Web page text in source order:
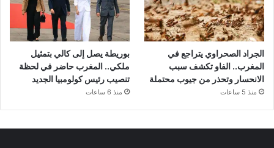
الجراد الصحراوي يتراجع في
المغرب.. الفاو تكشف سبب
الانحسار وتحذر من جيوب محتملة
منذ 5 ساعات
بوريطة يصل إلى كالي بتمثيل
ملكي.. المغرب حاضر في لحظة
تنصيب رئيس كولومبيا الجديد
منذ 6 ساعات